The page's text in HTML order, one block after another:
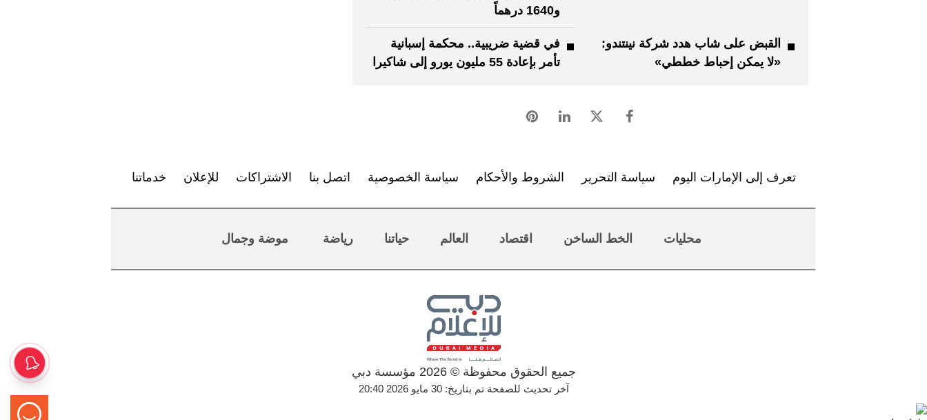
و1640 درهماً
القبض على شاب هدد شركة نينتندو:
«لا يمكن إحباط خططي»
في قضية ضريبية.. محكمة إسبانية
تأمر بإعادة 55 مليون يورو إلى شاكيرا
تعرف إلى الإمارات اليوم سياسة التحرير الشروط والأحكام سياسة الخصوصية اتصل بنا الاشتراكات للإعلان خدماتنا
محليات الخط الساخن اقتصاد العالم حياتنا رياضة موضة وجمال
جميع الحقوق محفوظة © 2026 مؤسسة دبي
آخر تحديث للصفحة تم بتاريخ: 30 مايو 2026 20:40